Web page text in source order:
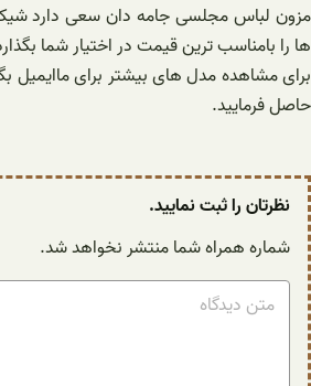
مزون لباس مجلسی جامه دان سعی دارد
ها را بامناسب ترین قیمت در اختیار شما
برای مشاهده مدل های بیشتر برای ماایمیل
حاصل فرمایید.
نظرتان را ثبت نمایید.
شماره همراه شما منتشر نخواهد شد.